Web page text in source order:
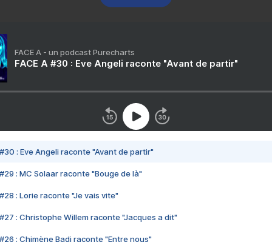
FACE A - un podcast Purecharts
FACE A #30 : Eve Angeli raconte "Avant de partir"
#30 : Eve Angeli raconte "Avant de partir"
#29 : MC Solaar raconte "Bouge de là"
#28 : Lorie raconte "Je vais vite"
#27 : Christophe Willem raconte "Jacques a dit"
#26 : Chimène Badi raconte "Entre nous"